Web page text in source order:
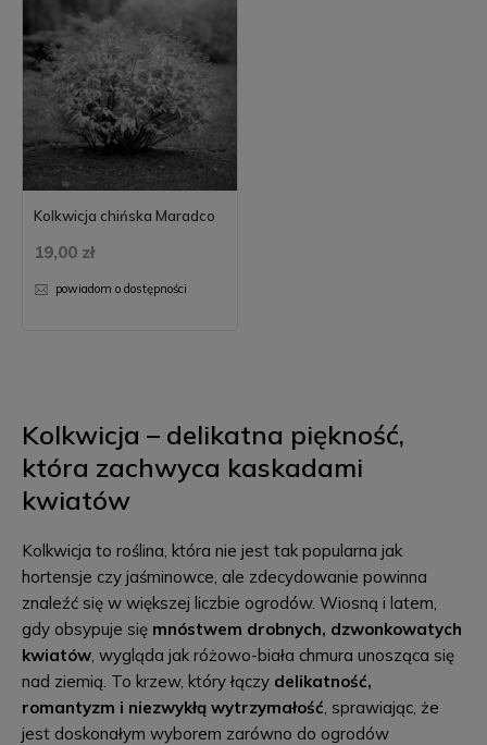
Kolkwicja chińska Maradco
19,00 zł
powiadom o dostępności
Kolkwicja – delikatna piękność,
która zachwyca kaskadami
kwiatów
Kolkwicja to roślina, która nie jest tak popularna jak
hortensje czy jaśminowce, ale zdecydowanie powinna
znaleźć się w większej liczbie ogrodów. Wiosną i latem,
gdy obsypuje się mnóstwem drobnych, dzwonkowatych
kwiatów , wygląda jak różowo-biała chmura unosząca się
nad ziemią. To krzew, który łączy delikatność,
romantyzm i niezwykłą wytrzymałość , sprawiając, że
jest doskonałym wyborem zarówno do ogrodów